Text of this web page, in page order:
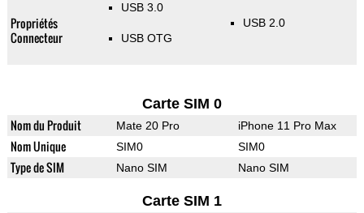
Propriétés
Connecteur
USB 3.0
USB OTG
USB 2.0
Carte SIM 0
Nom du Produit Mate 20 Pro iPhone 11 Pro Max
Nom Unique SIM0 SIM0
Type de SIM Nano SIM Nano SIM
Carte SIM 1